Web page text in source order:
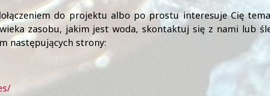
do projektu albo po prostu interesuje Cię
zasobu, jakim jest woda, skontaktuj się z nami lub
następujących strony: